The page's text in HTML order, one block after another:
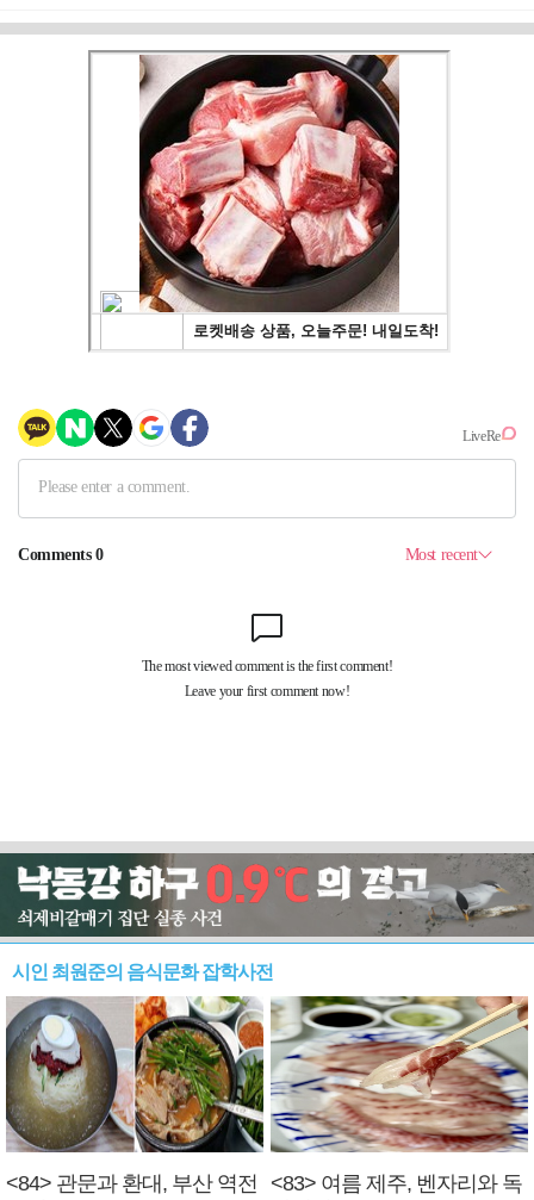
시인 최원준의 음식문화 잡학사전
<84> 관문과 환대, 부산 역전
<83> 여름 제주, 벤자리와 독